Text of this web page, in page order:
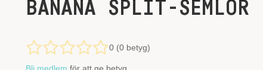
BANANA SPLIT-SEMLOR
0 (0 betyg)